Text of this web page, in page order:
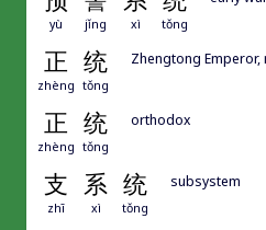
yù jǐng xì tǒng
正 统
zhèng tǒng
Zhengtong
正 统
zhèng tǒng
orthodox
支 系 统
zhī xì tǒng
subsystem